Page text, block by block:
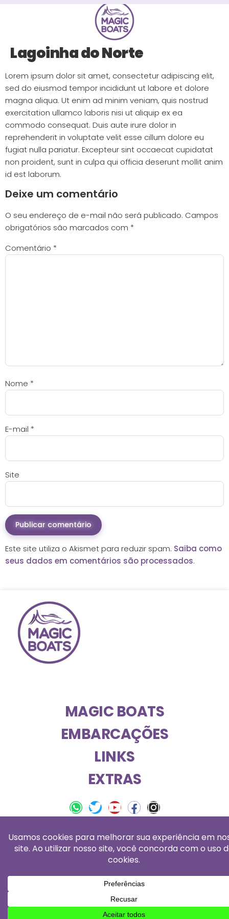
Lagoinha do Norte
Lorem ipsum dolor sit amet, consectetur adipiscing elit,
sed do eiusmod tempor incididunt ut labore et dolore
magna aliqua. Ut enim ad minim veniam, quis nostrud
exercitation ullamco laboris nisi ut aliquip ex ea
commodo consequat. Duis aute irure dolor in
reprehenderit in voluptate velit esse cillum dolore eu
fugiat nulla pariatur. Excepteur sint occaecat cupidatat
non proident, sunt in culpa qui officia deserunt mollit anim
id est laborum.
Deixe um comentário
O seu endereço de e-mail não será publicado. Campos
obrigatórios são marcados com *
Comentário *
Nome *
E-mail *
Site
Este site utiliza o Akismet para reduzir spam. Saiba como
seus dados em comentários são processados.
MAGIC BOATS
EMBARCAÇÕES
LINKS
EXTRAS
magic boats © 2026 – todos os direitos
reservados